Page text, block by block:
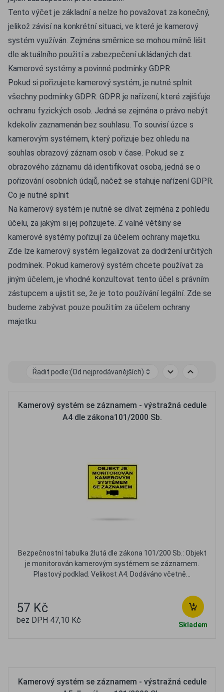
Tento výčet je základní a nelze ho považovat za konečný,
jelikož závisí na konkrétní situaci, ve které je kamerový
systém využíván. Zejména směrnice se mohou mírně lišit
dle aktuálního použití a zabezpečení ukládaných dat.
Kamerové systémy a povinné podmínky GDPR
Pokud si pořizujete kamerový systém, je nutné splnit
všechny podmínky GDPR. GDPR je nařízení, které zajišťuje
ochranu fyzických osob. Jedná se zejména o právo nebýt
kdekoliv zaznamenán bez souhlasu. To souvisí úzce s
kamerovým systémem, který pořizuje bez ohledu na
souhlas obrazový záznam osob v čase. Pokud se z
obrazového záznamu dá identifikovat osoba, jedná se o
pořizování osobních údajů, načež se stahuje nařízení GDPR.
Co je nutné splnit
Na kamerový systém je nutné se dívat zejména z pohledu
účelu, za jakým si jej pořizujete. Z valné většiny se
kamerové systémy pořizují za účelem ochrany majetku.
Zde lze kamerový systém legalizovat za dodržení určitých
podmínek. Pokud kamerový systém chcete používat za
jiným účelem, je vhodné konzultovat tento účel s právním
zástupcem a ujistit se, že je toto používání legální. Zde se
budeme zabývat pouze použitím za účelem ochrany
majetku.
Řadit podle:(Od nejprodávanějších)
Kamerový systém se záznamem - výstražná cedule
A4 dle zákona101/2000 Sb.
Bezpečnostní tabulka žlutá dle zákona 101/200 Sb.: Objekt
je monitorován kamerovým systémem se záznamem.
Plastový podklad. Velikost A4. Dodáváno včetně...
57 Kč
bez DPH 47,10 Kč Skladem
Kamerový systém se záznamem - výstražná cedule